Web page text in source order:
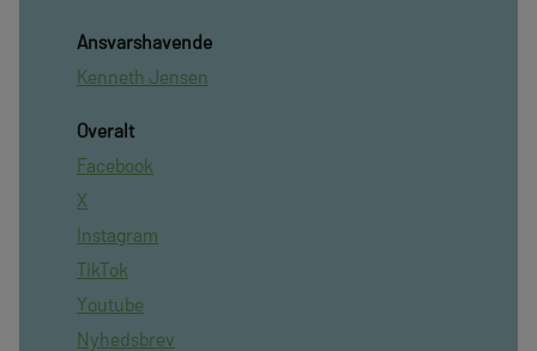
Ansvarshavende
Kenneth Jensen
Overalt
Facebook
X
Instagram
TikTok
Youtube
Nyhedsbrev